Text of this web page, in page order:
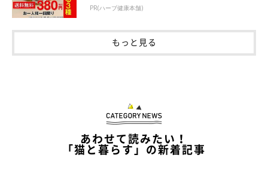
飼い主さんに目で訴える猫の心理
PR(ハーブ健康本舗)
もっと見る
あわせて読みたい！
「猫と暮らす」の新着記事